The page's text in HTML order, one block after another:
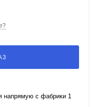
напрямую с фабрики 1